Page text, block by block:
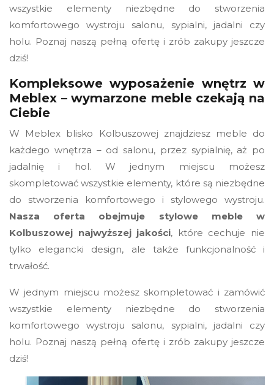
wszystkie elementy niezbędne do stworzenia
komfortowego wystroju salonu, sypialni, jadalni czy
holu. Poznaj naszą pełną ofertę i zrób zakupy jeszcze
dziś!
Kompleksowe wyposażenie wnętrz w
Meblex – wymarzone meble czekają na
Ciebie
W Meblex blisko Kolbuszowej znajdziesz meble do
każdego wnętrza – od salonu, przez sypialnię, aż po
jadalnię i hol. W jednym miejscu możesz
skompletować wszystkie elementy, które są niezbędne
do stworzenia komfortowego i stylowego wystroju.
Nasza oferta obejmuje stylowe meble w
Kolbuszowej najwyższej jakości, które cechuje nie
tylko elegancki design, ale także funkcjonalność i
trwałość.
W jednym miejscu możesz skompletować i zamówić
wszystkie elementy niezbędne do stworzenia
komfortowego wystroju salonu, sypialni, jadalni czy
holu. Poznaj naszą pełną ofertę i zrób zakupy jeszcze
dziś!